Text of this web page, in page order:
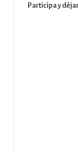
Participa y